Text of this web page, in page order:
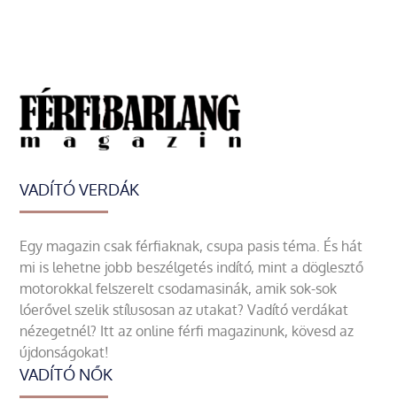
VADÍTÓ VERDÁK
Egy magazin csak férfiaknak, csupa pasis téma. És hát
mi is lehetne jobb beszélgetés indító, mint a döglesztő
motorokkal felszerelt csodamasinák, amik sok-sok
lóerővel szelik stílusosan az utakat? Vadító verdákat
nézegetnél? Itt az online férfi magazinunk, kövesd az
újdonságokat!
VADÍTÓ NŐK